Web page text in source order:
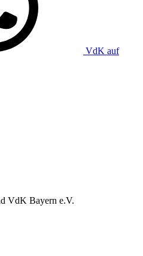
VdK auf
VdK Bayern e.V.